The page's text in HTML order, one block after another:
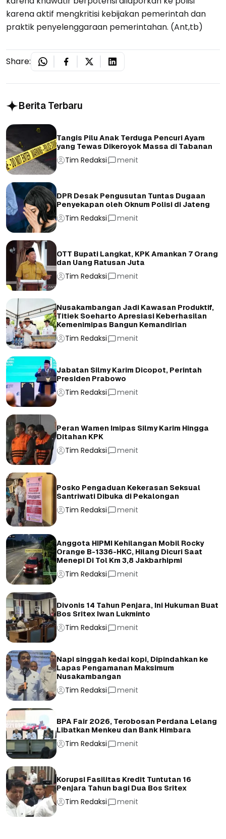
karena aktif mengkritisi kebijakan pemerintah dan
praktik penyelenggaraan pemerintahan. (Ant,tb)
Share:
Berita Terbaru
Tangis Pilu Anak Terduga Pencuri Ayam
yang Tewas Dikeroyok Massa di Tabanan
Tim Redaksi menit
DPR Desak Pengusutan Tuntas Dugaan
Penyekapan oleh Oknum Polisi di Jateng
Tim Redaksi menit
OTT Bupati Langkat, KPK Amankan 7 Orang
dan Uang Ratusan Juta
Tim Redaksi menit
Nusakambangan Jadi Kawasan Produktif,
Titiek Soeharto Apresiasi Keberhasilan
Kemenimipas Bangun Kemandirian
Tim Redaksi menit
Jabatan Silmy Karim Dicopot, Perintah
Presiden Prabowo
Tim Redaksi menit
Peran Wamen Imipas Silmy Karim Hingga
Ditahan KPK
Tim Redaksi menit
Posko Pengaduan Kekerasan Seksual
Santriwati Dibuka di Pekalongan
Tim Redaksi menit
Anggota HIPMI Kehilangan Mobil Rocky
Orange B-1336-HKC, Hilang Dicuri Saat
Menepi Di Tol Km 3,8 Jakbarhipmi
Tim Redaksi menit
Divonis 14 Tahun Penjara, Ini Hukuman Buat
Bos Sritex Iwan Lukminto
Tim Redaksi menit
Napi singgah kedai kopi, Dipindahkan ke
Lapas Pengamanan Maksimum
Nusakambangan
Tim Redaksi menit
BPA Fair 2026, Terobosan Perdana Lelang
Libatkan Menkeu dan Bank Himbara
Tim Redaksi menit
Korupsi Fasilitas Kredit Tuntutan 16
Penjara Tahun bagi Dua Bos Sritex
Tim Redaksi menit